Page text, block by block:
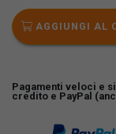
AGGIUNGI AL
Pagamenti veloci e
credito e PayPal